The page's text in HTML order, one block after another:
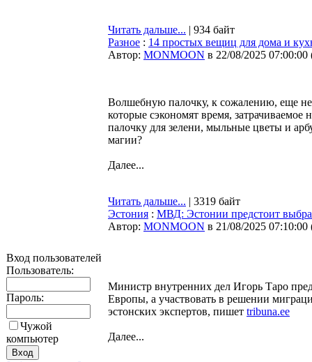
Вход пользователей
Пользователь:
Пароль:
Чужой
компьютер
Читать дальше... | 934 байт
Разное : 14 простых вещиц для дома и
Автор: MONMOON в 22/08/2025 07:00:00
Волшебную палочку, к сожалению, еще не
которые сэкономят время,
палочку для зелени, мыльные цветы и
магии?
Далее...
Читать дальше... | 3319 байт
Эстония : МВД: Эстонии предстоит
Автор: MONMOON в 21/08/2025 07:10:00
Министр внутренних дел Игорь Таро
Европы, а участвовать в решении
эстонских экспертов, пишет tribuna.ee
Далее...